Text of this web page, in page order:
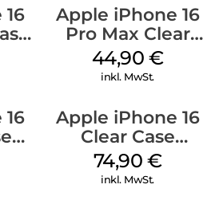
Apple iPhone 16
Pro Max Clear
Case MagSafe
Transparent
44,90 €
inkl. MwSt.
Apple iPhone 16
Clear Case
MagSafe
Transparent
74,90 €
inkl. MwSt.